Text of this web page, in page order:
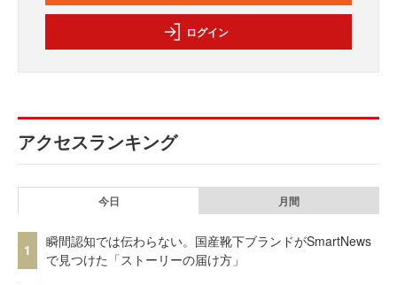
ログイン
アクセスランキング
今日 月間
1
瞬間認知では伝わらない。国産靴下ブランドがSmartNews
で見つけた「ストーリーの届け方」